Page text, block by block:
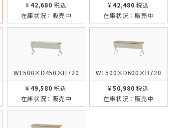
¥42,680 税込
在庫状況： 販売中
¥42,480 税込
在庫状況： 販売中
W1500×D450×H720
¥49,580 税込
在庫状況： 販売中
W1500×D600×H720
¥50,980 税込
在庫状況： 販売中